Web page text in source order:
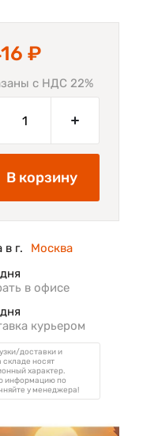
₽
с НДС 22%
В корзину
в г.
Москва
в офисе
курьером
доставки и
складе носят
характер.
информацию по
у менеджера!